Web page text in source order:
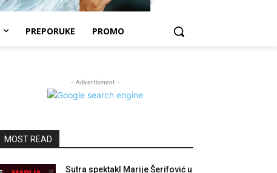
PREPORUKE PROMO
- Advertisment -
MOST READ
Sutra spektakl Marije Šerifović u